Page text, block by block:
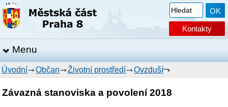
Kontakty
Menu
Úvodní Občan Životní prostředí Ovzduší
Závazná stanoviska a povolení 2018